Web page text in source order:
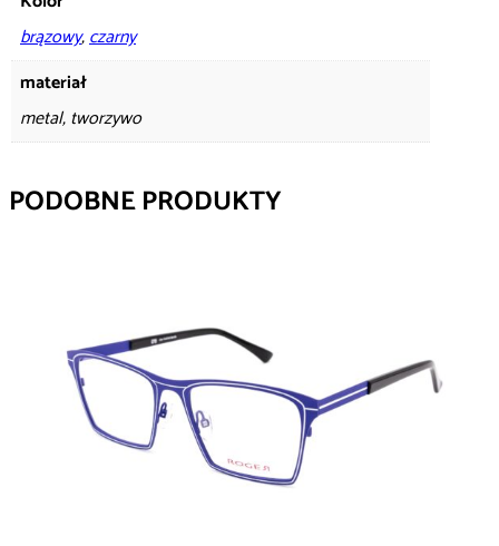
brązowy,czarny
materiał
metal, tworzywo
PODOBNE PRODUKTY